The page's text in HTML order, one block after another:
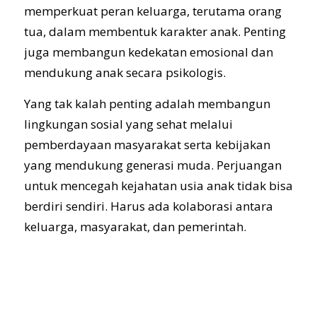
memperkuat peran keluarga, terutama orang
tua, dalam membentuk karakter anak. Penting
juga membangun kedekatan emosional dan
mendukung anak secara psikologis.
Yang tak kalah penting adalah membangun
lingkungan sosial yang sehat melalui
pemberdayaan masyarakat serta kebijakan
yang mendukung generasi muda. Perjuangan
untuk mencegah kejahatan usia anak tidak bisa
berdiri sendiri. Harus ada kolaborasi antara
keluarga, masyarakat, dan pemerintah.